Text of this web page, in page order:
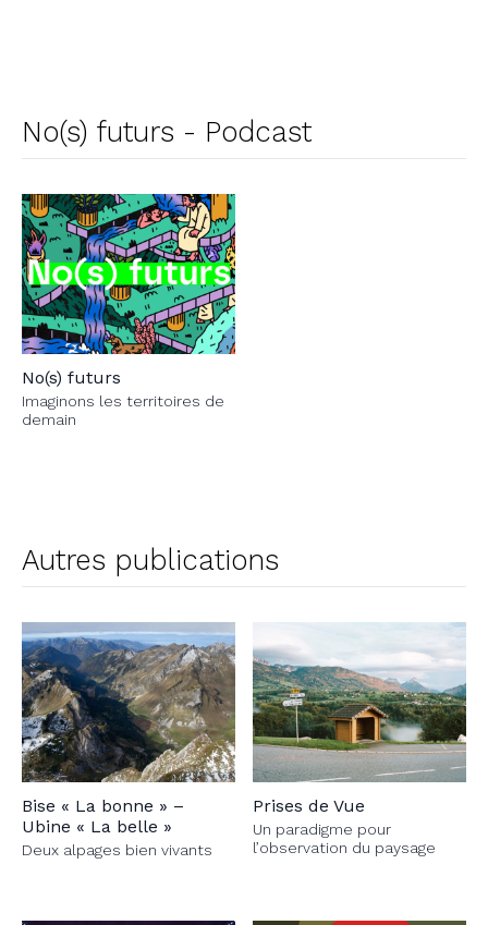
No(s) futurs - Podcast
No(s) futurs
Imaginons les territoires de
demain
Autres publications
Bise « La bonne » –
Ubine « La belle »
Deux alpages bien vivants
Prises de Vue
Un paradigme pour
l’observation du paysage